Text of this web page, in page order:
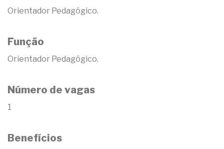
Orientador Pedagógico.
Função
Orientador Pedagógico.
Número de vagas
1
Benefícios